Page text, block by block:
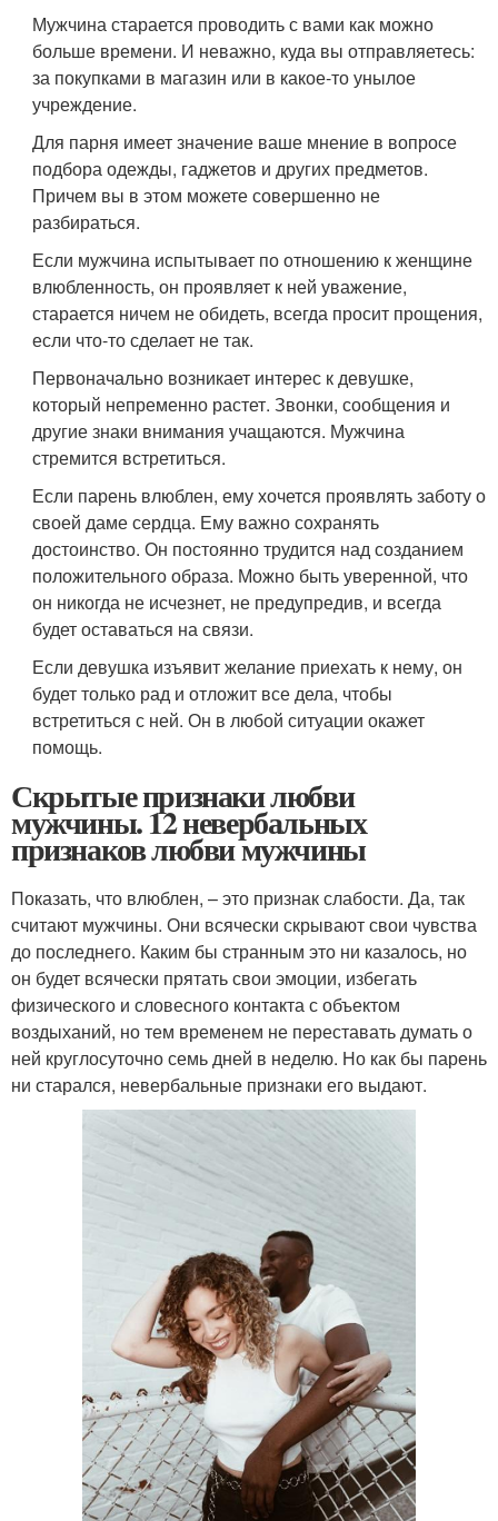
Мужчина старается проводить с вами как можно
больше времени. И неважно, куда вы отправляетесь:
за покупками в магазин или в какое-то унылое
учреждение.
Для парня имеет значение ваше мнение в вопросе
подбора одежды, гаджетов и других предметов.
Причем вы в этом можете совершенно не
разбираться.
Если мужчина испытывает по отношению к женщине
влюбленность, он проявляет к ней уважение,
старается ничем не обидеть, всегда просит прощения,
если что-то сделает не так.
Первоначально возникает интерес к девушке,
который непременно растет. Звонки, сообщения и
другие знаки внимания учащаются. Мужчина
стремится встретиться.
Если парень влюблен, ему хочется проявлять заботу о
своей даме сердца. Ему важно сохранять
достоинство. Он постоянно трудится над созданием
положительного образа. Можно быть уверенной, что
он никогда не исчезнет, не предупредив, и всегда
будет оставаться на связи.
Если девушка изъявит желание приехать к нему, он
будет только рад и отложит все дела, чтобы
встретиться с ней. Он в любой ситуации окажет
помощь.
Скрытые признаки любви
мужчины. 12 невербальных
признаков любви мужчины
Показать, что влюблен, – это признак слабости. Да, так
считают мужчины. Они всячески скрывают свои чувства
до последнего. Каким бы странным это ни казалось, но
он будет всячески прятать свои эмоции, избегать
физического и словесного контакта с объектом
воздыханий, но тем временем не переставать думать о
ней круглосуточно семь дней в неделю. Но как бы парень
ни старался, невербальные признаки его выдают.